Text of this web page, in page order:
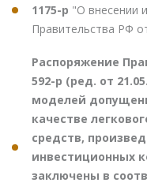
1175-р "О внесении
Правительства РФ
Распоряжение
592-р (ред. от
моделей
качестве
средств,
инвестиционных
заключены в